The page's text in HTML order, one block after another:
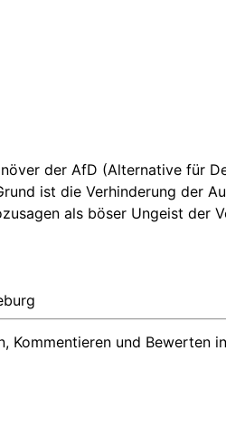
der AfD (Alternative für
ist die Verhinderung der
als böser Ungeist der
Kommentieren und